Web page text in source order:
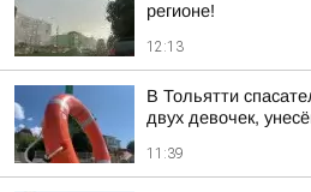
регионе!
12:13
В Тольятти
двух девочек,
11:39